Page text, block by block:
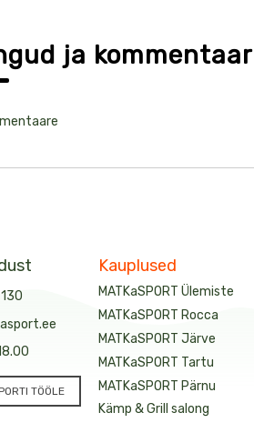
ja
TÖÖLE
Kauplused
MATKaSPORT Ülemiste
MATKaSPORT Rocca
MATKaSPORT Järve
MATKaSPORT Tartu
MATKaSPORT Pärnu
Kämp & Grill salong